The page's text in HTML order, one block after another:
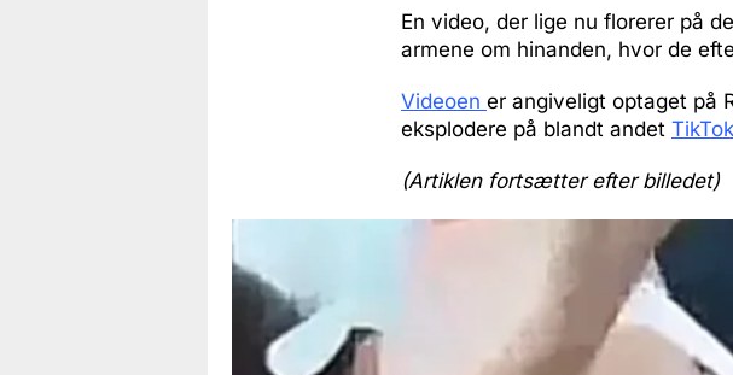
En video, der lige nu florerer på
armene om hinanden, hvor de
Videoen er angiveligt optaget på
eksplodere på blandt andet TikTok
(Artiklen fortsætter efter billedet)